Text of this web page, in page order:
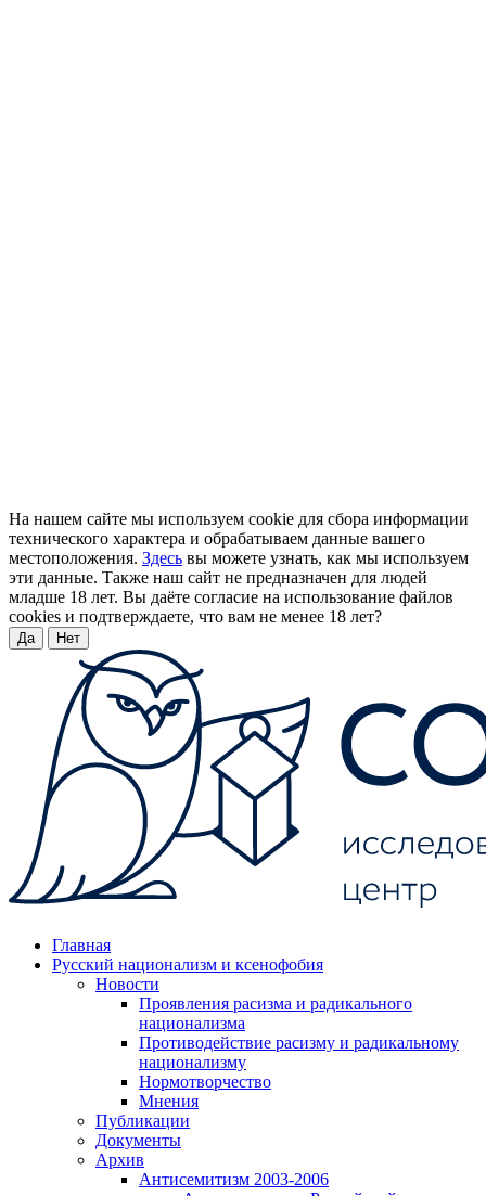
На нашем сайте мы используем cookie для сбора информации
технического характера и обрабатываем данные вашего
местоположения. Здесь вы можете узнать, как мы используем
эти данные. Также наш сайт не предназначен для людей
младше 18 лет. Вы даёте согласие на использование файлов
cookies и подтверждаете, что вам не менее 18 лет?
Да Нет
Главная
Русский национализм и ксенофобия
Новости
Проявления расизма и радикального
национализма
Противодействие расизму и радикальному
национализму
Нормотворчество
Мнения
Публикации
Документы
Архив
Антисемитизм 2003-2006